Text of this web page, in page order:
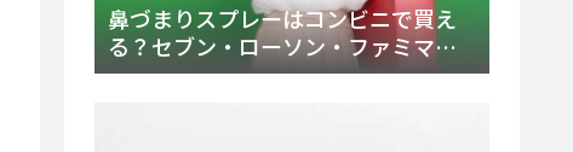
鼻づまりスプレーはコンビニで買え
る？セブン・ローソン・ファミマの
販売時間と主要製品を徹底解説